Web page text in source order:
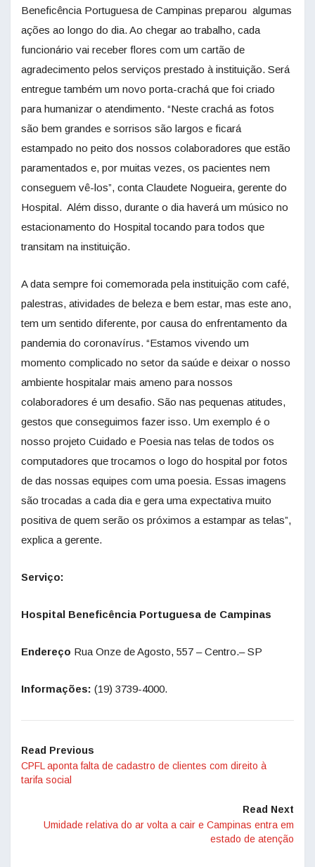
Beneficência Portuguesa de Campinas preparou algumas
ações ao longo do dia. Ao chegar ao trabalho, cada
funcionário vai receber flores com um cartão de
agradecimento pelos serviços prestado à instituição. Será
entregue também um novo porta-crachá que foi criado
para humanizar o atendimento. “Neste crachá as fotos
são bem grandes e sorrisos são largos e ficará
estampado no peito dos nossos colaboradores que estão
paramentados e, por muitas vezes, os pacientes nem
conseguem vê-los”, conta Claudete Nogueira, gerente do
Hospital. Além disso, durante o dia haverá um músico no
estacionamento do Hospital tocando para todos que
transitam na instituição.
A data sempre foi comemorada pela instituição com café,
palestras, atividades de beleza e bem estar, mas este ano,
tem um sentido diferente, por causa do enfrentamento da
pandemia do coronavírus. “Estamos vivendo um
momento complicado no setor da saúde e deixar o nosso
ambiente hospitalar mais ameno para nossos
colaboradores é um desafio. São nas pequenas atitudes,
gestos que conseguimos fazer isso. Um exemplo é o
nosso projeto Cuidado e Poesia nas telas de todos os
computadores que trocamos o logo do hospital por fotos
de das nossas equipes com uma poesia. Essas imagens
são trocadas a cada dia e gera uma expectativa muito
positiva de quem serão os próximos a estampar as telas”,
explica a gerente.
Serviço:
Hospital Beneficência Portuguesa de Campinas
Endereço Rua Onze de Agosto, 557 – Centro.– SP
Informações: (19) 3739-4000.
Read Previous
CPFL aponta falta de cadastro de clientes com direito à
tarifa social
Read Next
Umidade relativa do ar volta a cair e Campinas entra em
estado de atenção